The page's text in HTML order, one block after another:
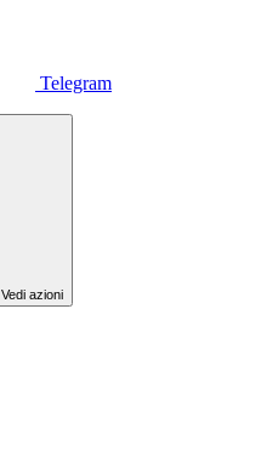
Telegram
Vedi azioni